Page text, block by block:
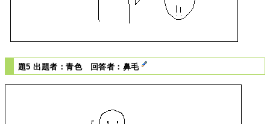
題5 出題者：青色 回答者：鼻毛